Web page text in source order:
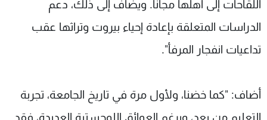
اللقاحات إلى أهلها مجانا. ويضاف إلى ذلك، دعم
الدراسات المتعلقة بإعادة إحياء بيروت وتراثها عقب
تداعيات انفجار المرفأ".
أضاف: "كما خضنا، ولأول مرة في تاريخ الجامعة، تجربة